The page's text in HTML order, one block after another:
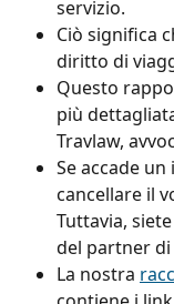
servizio.
Ciò significa
diritto di
Questo
più
Travlaw,
Se accade
cancellare il
Tuttavia,
del partner
La nostra